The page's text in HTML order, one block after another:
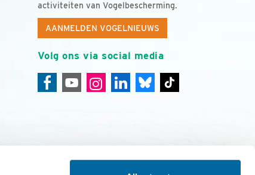
activiteiten van Vogelbescherming.
AANMELDEN VOGELNIEUWS
Volg ons via social media